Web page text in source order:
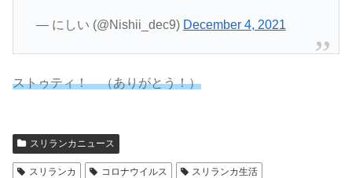
— にしい (@Nishii_dec9) December 4, 2021
ストゥティ！ （ありがとう！）
スリランカニュース
スリランカ コロナウイルス スリランカ生活